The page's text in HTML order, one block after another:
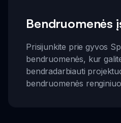
Bendruomenės
Prisijunkite prie gyvos
bendruomenės, kur
bendradarbiauti
bendruomenės